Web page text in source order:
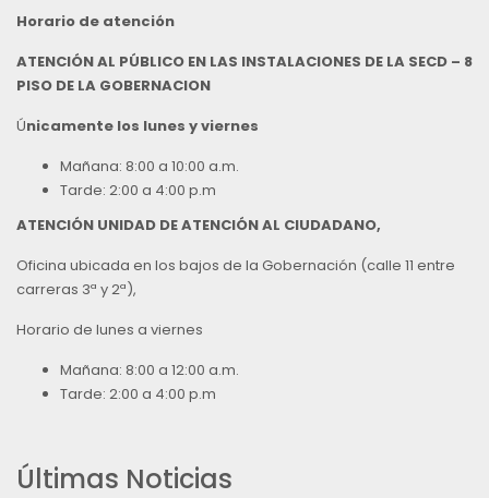
Horario de atención
ATENCIÓN AL PÚBLICO EN LAS INSTALACIONES DE LA SECD – 8
PISO DE LA GOBERNACION
Únicamente los lunes y viernes
Mañana: 8:00 a 10:00 a.m.
Tarde: 2:00 a 4:00 p.m
ATENCIÓN UNIDAD DE ATENCIÓN AL CIUDADANO,
Oficina ubicada en los bajos de la Gobernación (calle 11 entre
carreras 3ª y 2ª),
Horario de lunes a viernes
Mañana: 8:00 a 12:00 a.m.
Tarde: 2:00 a 4:00 p.m
Últimas Noticias